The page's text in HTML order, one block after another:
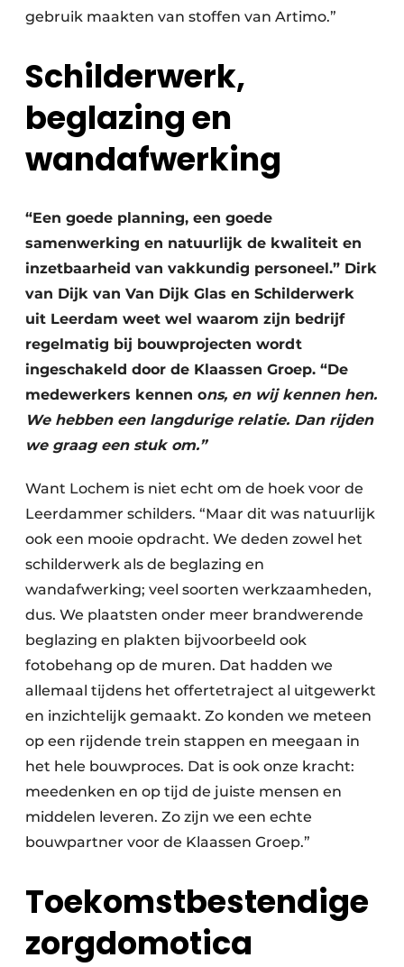
gebruik maakten van stoffen van Artimo.”
Schilderwerk,
beglazing en
wandafwerking
“Een goede planning, een goede
samenwerking en natuurlijk de kwaliteit en
inzetbaarheid van vakkundig personeel.” Dirk
van Dijk van Van Dijk Glas en Schilderwerk
uit Leerdam weet wel waarom zijn bedrijf
regelmatig bij bouwprojecten wordt
ingeschakeld door de Klaassen Groep. “De
medewerkers kennen ons, en wij kennen hen.
We hebben een langdurige relatie. Dan rijden
we graag een stuk om.”
Want Lochem is niet echt om de hoek voor de
Leerdammer schilders. “Maar dit was natuurlijk
ook een mooie opdracht. We deden zowel het
schilderwerk als de beglazing en
wandafwerking; veel soorten werkzaamheden,
dus. We plaatsten onder meer brandwerende
beglazing en plakten bijvoorbeeld ook
fotobehang op de muren. Dat hadden we
allemaal tijdens het offertetraject al uitgewerkt
en inzichtelijk gemaakt. Zo konden we meteen
op een rijdende trein stappen en meegaan in
het hele bouwproces. Dat is ook onze kracht:
meedenken en op tijd de juiste mensen en
middelen leveren. Zo zijn we een echte
bouwpartner voor de Klaassen Groep.”
Toekomstbestendige
zorgdomotica